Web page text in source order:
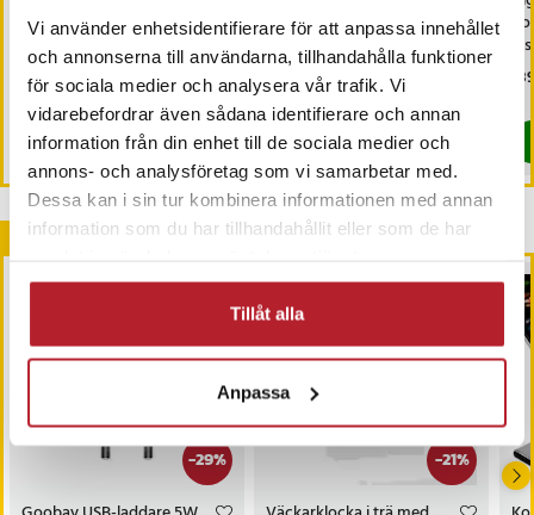
Vi använder enhetsidentifierare för att anpassa innehållet
och annonserna till användarna, tillhandahålla funktioner
för sociala medier och analysera vår trafik. Vi
vidarebefordrar även sådana identifierare och annan
information från din enhet till de sociala medier och
annons- och analysföretag som vi samarbetar med.
Dessa kan i sin tur kombinera informationen med annan
information som du har tillhandahållit eller som de har
Tillåt alla
Anpassa
datum, temperatur och
fuktighetsmätare - Vit
Pris :599 kr
599 kr
I lager, levereras inom 1-2 vardagar
Köp
ställning
Pris: 399 kr
399 kr
I lager, levereras inom 1-2 vardagar
Köp
Andra köpte också
-29% -21%